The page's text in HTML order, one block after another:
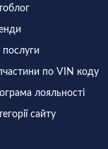
послуги
по VIN коду
лояльності
сайту